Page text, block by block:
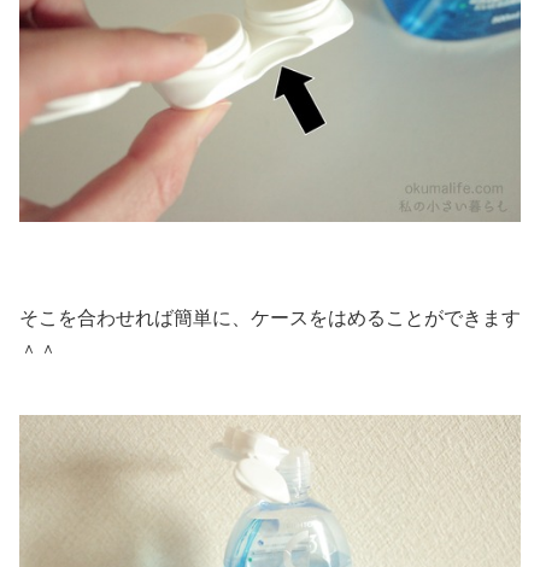
そこを合わせれば簡単に、ケースをはめることができます
＾＾